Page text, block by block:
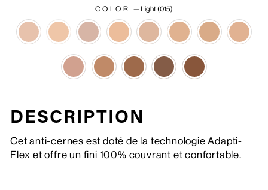
COLOR— Light (015)
DESCRIPTION
Cet anti-cernes est doté de la technologie Adapti-
Flex et offre un fini 100% couvrant et confortable.